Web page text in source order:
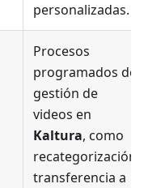
personalizadas.
Procesos
programados de
gestión de
videos en
Kaltura, como
recategorización,
transferencia a